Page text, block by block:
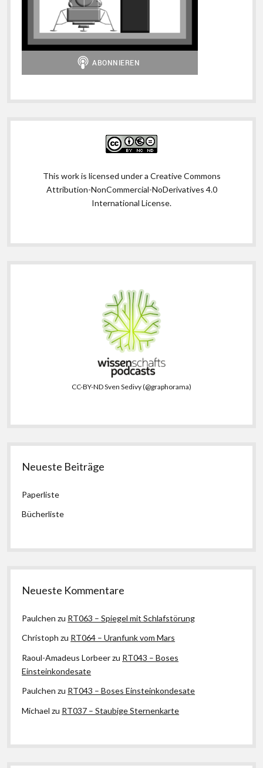
This work is licensed under a Creative Commons
Attribution-NonCommercial-NoDerivatives 4.0
International License.
CC-BY-ND Sven Sedivy (@graphorama)
Neueste Beiträge
Paperliste
Bücherliste
Neueste Kommentare
Paulchen zu RT063 – Spiegel mit Schlafstörung
Christoph zu RT064 – Uranfunk vom Mars
Raoul-Amadeus Lorbeerzu RT043 – Boses
Einsteinkondesate
Paulchen zu RT043 – Boses Einsteinkondesate
Michael zu RT037 – Staubige Sternenkarte